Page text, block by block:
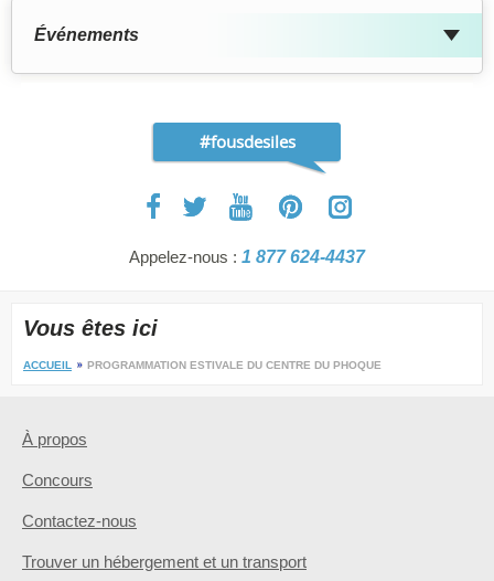
Événements
#fousdesiles
Appelez-nous : 1 877 624-4437
Vous êtes ici
ACCUEIL PROGRAMMATION ESTIVALE DU CENTRE DU PHOQUE
À propos
Concours
Contactez-nous
Trouver un hébergement et un transport